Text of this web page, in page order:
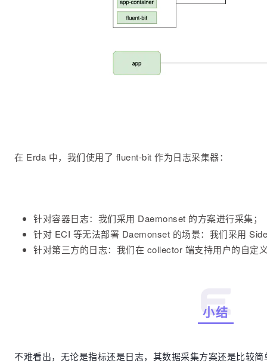
在 Erda 中，我们使用了 fluent-bit 作为日志采集器：
针对容器日志：我们采用 Daemonset 的方案进行采集；
针对 ECI 等无法部署 Daemonset 的场景：我们采用
针对第三方的日志：我们在 collector 端支持用户的自定
小结
不难看出，无论是指标还是日志，其数据采集方案还是比较